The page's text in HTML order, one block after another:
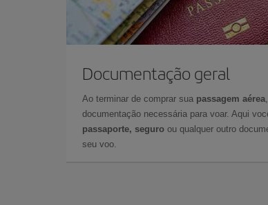
Documentação geral
Ao terminar de comprar sua passagem aérea
documentação necessária para voar. Aqui
passaporte, seguro ou qualquer outro
seu voo.